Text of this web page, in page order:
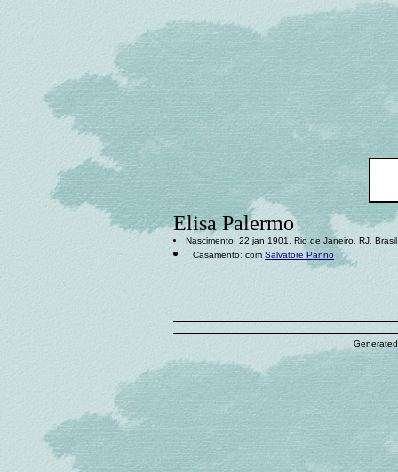
Elisa Palermo
Nascimento: 22 jan 1901, Rio de Janeiro, RJ, Brasil
Casamento: com Salvatore Panno